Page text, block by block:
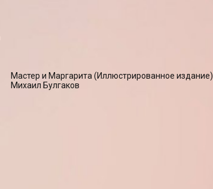
Мастер и Маргарита (Иллюстрированное издание)
Михаил Булгаков